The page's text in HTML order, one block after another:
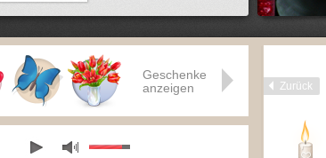
Zurück
Geschenke
anzeigen